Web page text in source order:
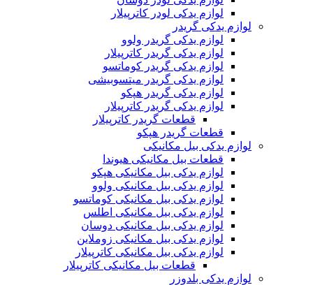
لوازم یدکی لودر کاترپیلار
لوازم یدکی گریدر
لوازم یدکی گریدر ولوو
لوازم یدکی گریدر کاترپیلار
لوازم یدکی گریدر کوماتسو
لوازم یدکی گریدر میتسوبیشی
لوازم یدکی گریدر هپکو
لوازم یدکی گریدر کاترپیلار
قطعات گریدر کاترپیلار
قطعات گریدر هپکو
لوازم یدکی بیل مکانیکی
قطعات بیل مکانیکی هیوندا
لوازم یدکی بیل مکانیکی هپکو
لوازم یدکی بیل مکانیکی ولوو
لوازم یدکی بیل مکانیکی کوماتسو
لوازم یدکی بیل مکانیکی اطلس
لوازم یدکی بیل مکانیکی دوسان
لوازم یدکی بیل مکانیکی زوملاین
لوازم یدکی بیل مکانیکی کاترپیلار
قطعات بیل مکانیکی کاترپیلار
لوازم یدکی بلدوزر